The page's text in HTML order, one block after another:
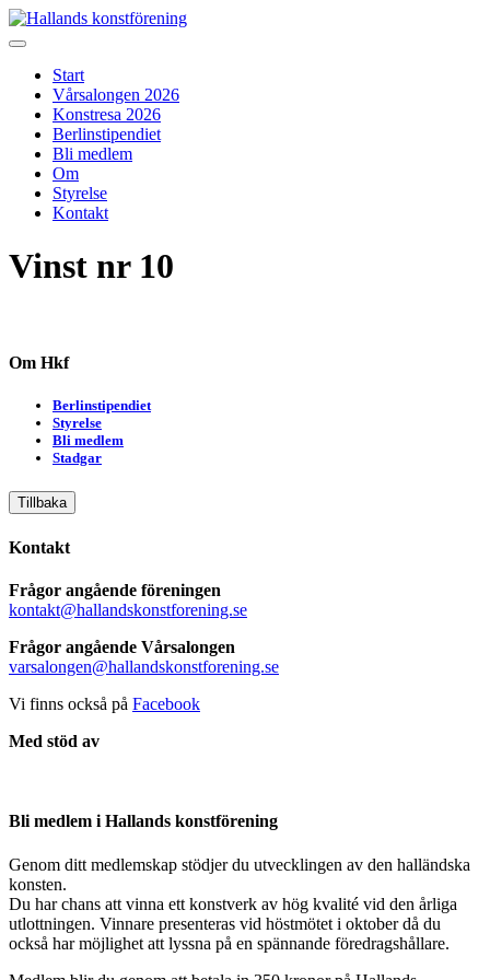
Skip
to
Start
Vårsalongen 2026
Konstresa 2026
Berlinstipendiet
Bli medlem
Om
Styrelse
Kontakt
Vinst nr 10
Om Hkf
Berlinstipendiet
Styrelse
Bli medlem
Stadgar
Tillbaka
Kontakt
Frågor angående föreningen
kontakt@hallandskonstforening.se
Frågor angående Vårsalongen
varsalongen@hallandskonstforening.se
Vi finns också på Facebook
Med stöd av
Bli medlem i Hallands konstförening
Genom ditt medlemskap stödjer du utvecklingen av den halländska
konsten.
Du har chans att vinna ett konstverk av hög kvalité vid den årliga
utlottningen. Vinnare presenteras vid höstmötet i oktober då du
också har möjlighet att lyssna på en spännande föredragshållare.